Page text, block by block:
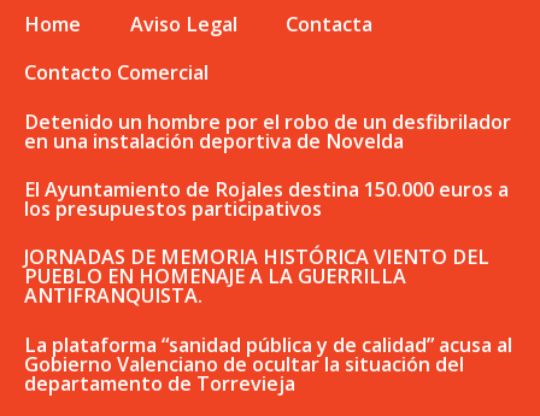
Home Aviso Legal
Contacta
Contacto Comercial
Detenido un hombre por el robo de un desfibrilador
en una instalación deportiva de Novelda
El Ayuntamiento de Rojales destina 150.000 euros a
los presupuestos participativos
JORNADAS DE MEMORIA HISTÓRICA VIENTO DEL
PUEBLO EN HOMENAJE A LA GUERRILLA
ANTIFRANQUISTA.
La plataforma “sanidad pública y de calidad” acusa al
Gobierno Valenciano de ocultar la situación del
departamento de Torrevieja